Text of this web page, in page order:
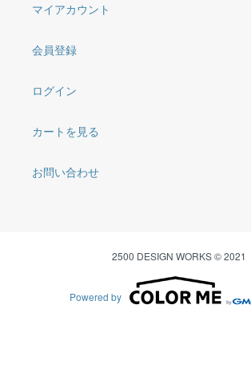
マイアカウント
会員登録
ログイン
カートを見る
お問い合わせ
2500 DESIGN WORKS © 2021
Powered by